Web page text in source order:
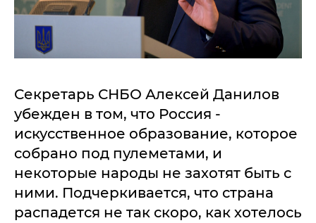
Секретарь СНБО Алексей Данилов
убежден в том, что Россия -
искусственное образование, которое
собрано под пулеметами, и
некоторые народы не захотят быть с
ними. Подчеркивается, что страна
распадется не так скоро, как хотелось